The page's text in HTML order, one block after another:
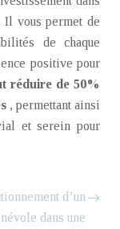
Il vous permet de
de chaque
positive pour
réduire de 50%
, permettant ainsi
et serein pour
d’un
dans une